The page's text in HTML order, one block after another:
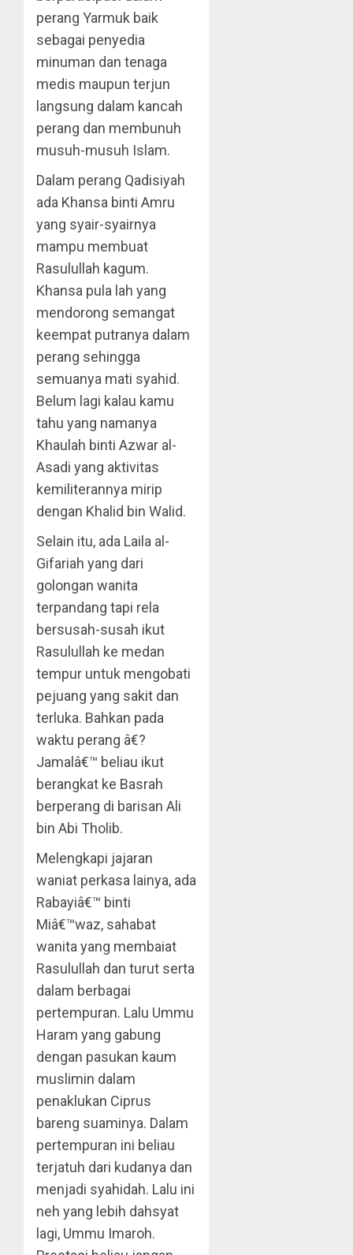
perang Yarmuk baik
sebagai penyedia
minuman dan tenaga
medis maupun terjun
langsung dalam kancah
perang dan membunuh
musuh-musuh Islam.
Dalam perang Qadisiyah
ada Khansa binti Amru
yang syair-syairnya
mampu membuat
Rasulullah kagum.
Khansa pula lah yang
mendorong semangat
keempat putranya dalam
perang sehingga
semuanya mati syahid.
Belum lagi kalau kamu
tahu yang namanya
Khaulah binti Azwar al-
Asadi yang aktivitas
kemiliterannya mirip
dengan Khalid bin Walid.
Selain itu, ada Laila al-
Gifariah yang dari
golongan wanita
terpandang tapi rela
bersusah-susah ikut
Rasulullah ke medan
tempur untuk mengobati
pejuang yang sakit dan
terluka. Bahkan pada
waktu perang â€?
Jamalâ€™ beliau ikut
berangkat ke Basrah
berperang di barisan Ali
bin Abi Tholib.
Melengkapi jajaran
waniat perkasa lainya, ada
Rabayiâ€™ binti
Miâ€™waz, sahabat
wanita yang membaiat
Rasulullah dan turut serta
dalam berbagai
pertempuran. Lalu Ummu
Haram yang gabung
dengan pasukan kaum
muslimin dalam
penaklukan Ciprus
bareng suaminya. Dalam
pertempuran ini beliau
terjatuh dari kudanya dan
menjadi syahidah. Lalu ini
neh yang lebih dahsyat
lagi, Ummu Imaroh.